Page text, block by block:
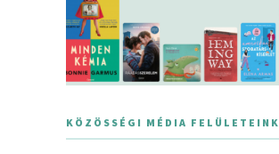
KÖZÖSSÉGI MÉDIA FELÜLETEINK